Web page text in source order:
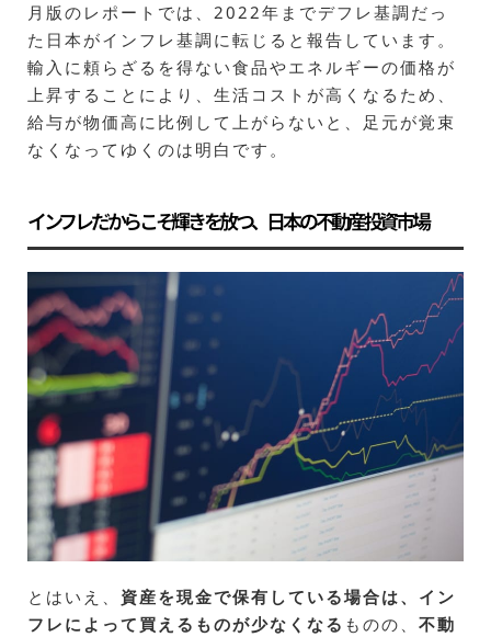
月版のレポートでは、2022年までデフレ基調だっ
た日本がインフレ基調に転じると報告しています。
輸入に頼らざるを得ない食品やエネルギーの価格が
上昇することにより、生活コストが高くなるため、
給与が物価高に比例して上がらないと、足元が覚束
なくなってゆくのは明白です。
インフレだからこそ輝きを放つ、日本の不動産投資市場
とはいえ、 資産を現金で保有している場合は、イン
フレによって買えるものが少なくなる ものの、 不動